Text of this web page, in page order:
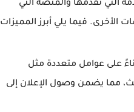
التي تقدمها والمنصة التي
الأخرى. فيما يلي أبرز المميزات
على عوامل متعددة مثل
مما يضمن وصول الإعلان إلى